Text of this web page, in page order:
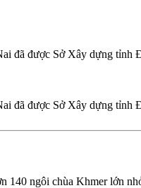
đã được Sở Xây dựng tỉnh
đã được Sở Xây dựng tỉnh
140 ngôi chùa Khmer lớn